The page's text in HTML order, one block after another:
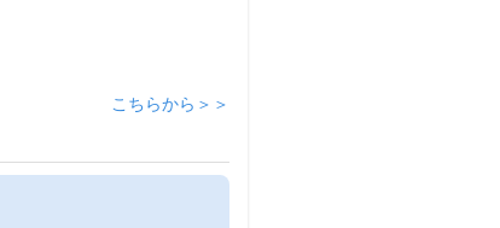
こちらから＞＞